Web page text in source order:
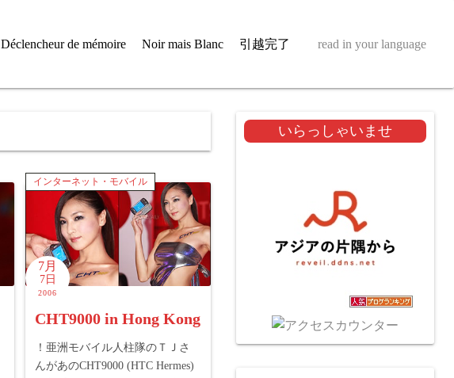
Déclencheur de mémoire Noir mais Blanc 引越完了 read in your language
インターネット・モバイル
7月
7日
2006
CHT9000 in Hong Kong
！亜洲モバイル人柱隊のＴＪさ
んがあのCHT9000 (HTC Hermes)
いらっしゃいませ